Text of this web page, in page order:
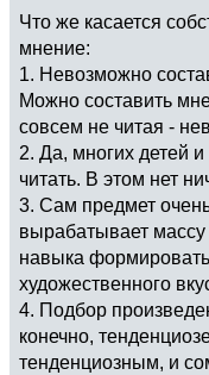
Что же касается
мнение:
1. Невозможно
Можно составить
совсем не читая -
2. Да, многих детей
читать. В этом нет
3. Сам предмет
вырабатывает
навыка
художественного
4. Подбор
конечно,
тенденциозным, и